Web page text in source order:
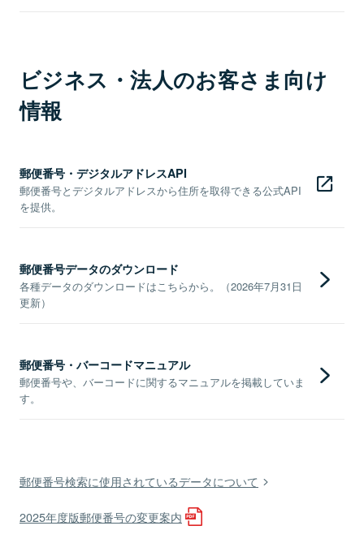
ビジネス・法人のお客さま向け
情報
郵便番号・デジタルアドレスAPI
郵便番号とデジタルアドレスから住所を取得できる公式API
を提供。
郵便番号データのダウンロード
各種データのダウンロードはこちらから。（2026年7月31日
更新）
郵便番号・バーコードマニュアル
郵便番号や、バーコードに関するマニュアルを掲載していま
す。
郵便番号検索に使用されているデータについて
2025年度版郵便番号の変更案内